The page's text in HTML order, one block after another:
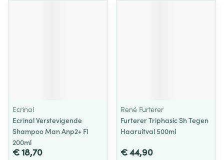
Ecrinal
Ecrinal Verstevigende
Shampoo Man Anp2+ Fl
200ml
€ 18,70
René Furterer
Furterer Triphasic Sh Tegen
Haaruitval 500ml
€ 44,90